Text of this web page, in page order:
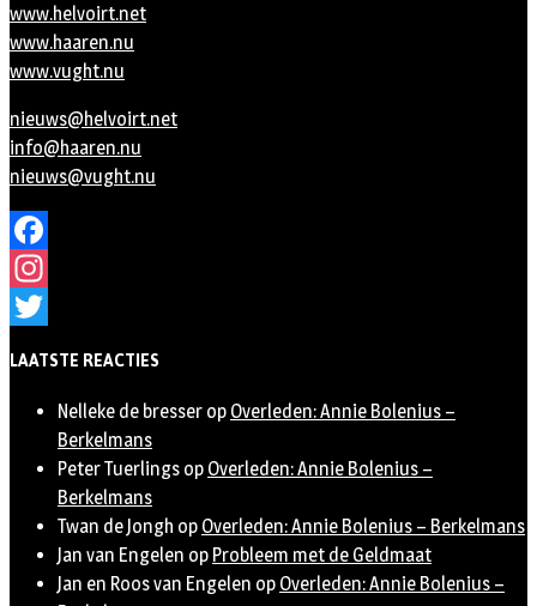
www.helvoirt.net
www.haaren.nu
www.vught.nu
nieuws@helvoirt.net
info@haaren.nu
nieuws@vught.nu
Facebook
Instagram
LAATSTE REACTIES
Nelleke de bresser op Overleden: Annie Bolenius –
Berkelmans
Peter Tuerlings op Overleden: Annie Bolenius –
Berkelmans
Twan de Jongh op Overleden: Annie Bolenius – Berkelmans
Jan van Engelen op Probleem met de Geldmaat
Jan en Roos van Engelen op Overleden: Annie Bolenius –